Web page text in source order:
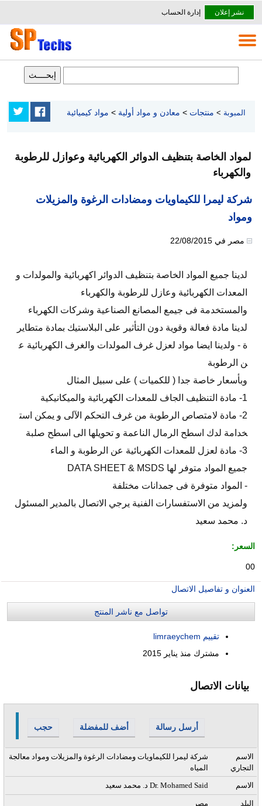
نشر إعلان إدارة الحساب
المبوبة > منتجات> معادن و مواد أولية > مواد كيميائية
لمواد الخاصة بتنظيف الدوائر الكهربائية وعوازل للرطوبة
والكهرباء
شركة ليمرا للكيماويات ومضادات الرغوة والمزيلات
ومواد
مصر في 22/08/2015
لدينا جميع المواد الخاصة بتنظيف الدوائر اكهربائية والمولدات و
المعدات الكهربائية وعازل للرطوبة والكهرباء
والمستخدمة فى جيمع المصانع الصناعية وشركات الكهرباء
لدينا مادة فعالة وقوية دون التأثير على البلاستيك بمادة متطاير
ة - ولدينا ايضا مواد لعزل غرف المولدات والغرف الكهربائية ع
ن الرطوبة
وبأسعار خاصة جدا ( للكميات ) على سبيل المثال
1- مادة التنظيف الجاف للمعدات الكهربائية والميكانيكية
2- مادة لامتصاص الرطوبة من غرف التحكم الآلى و يمكن است
خدامة لدك اسطح الرمال الناعمة و تحويلها الى اسطح صلبة
3- مادة لعزل للمعدات الكهربائية عن الرطوبة و الماء
جميع المواد متوفر لها DATA SHEET & MSDS
- المواد متوفرة فى جمدانات مختلفة
ولمزيد من الاستفسارات الفنية يرجي الاتصال بالمدير المسئول
د. محمد سعيد
السعر:
00
العنوان و تفاصيل الاتصال
تواصل مع ناشر المنتج
تقييم limraeychem
مشترك منذ يناير 2015
بيانات الاتصال
حجب أضف للمفضلة أرسل رسالة
شركة ليمرا للكيماويات ومضادات الرغوة والمزيلات ومواد معالجة
المياه
الاسم
التجاري
د. محمد سعيد Dr. Mohamed Said
الاسم
مصر البلد